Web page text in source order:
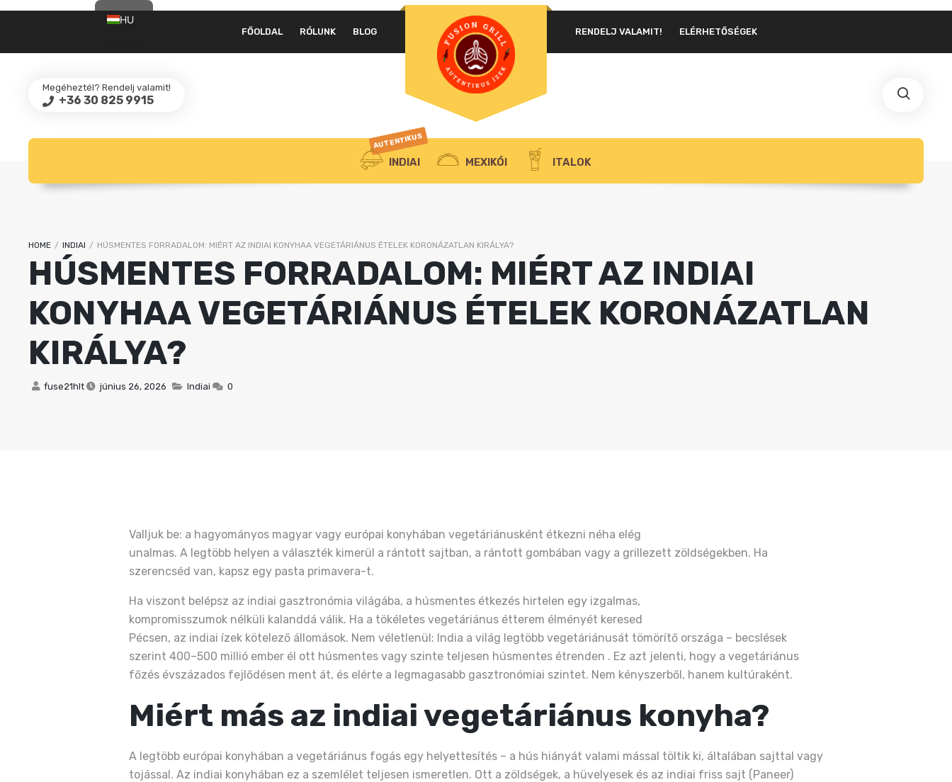
RENDELJ VALAMIT! ELÉRHETŐSÉGEK
FŐOLDAL RÓLUNK BLOG
Megéheztél? Rendelj valamit!
+36 30 825 9915
INDIAI
AUTENTIKUS
MEXIKÓI ITALOK
HOME / INDIAI / HÚSMENTES FORRADALOM: MIÉRT AZ INDIAI KONYHAA VEGETÁRIÁNUS ÉTELEK KORONÁZATLAN KIRÁLYA?
HÚSMENTES FORRADALOM: MIÉRT AZ INDIAI
KONYHAA VEGETÁRIÁNUS ÉTELEK KORONÁZATLAN
KIRÁLYA?
fuse21hlt június 26, 2026 Indiai 0
Valljuk be: a hagyományos magyar vagy európai konyhában vegetáriánusként étkezni néha elég
unalmas. A legtöbb helyen a választék kimerül a rántott sajtban, a rántott gombában vagy a grillezett zöldségekben. Ha
szerencséd van, kapsz egy pasta primavera-t.
Ha viszont belépsz az indiai gasztronómia világába, a húsmentes étkezés hirtelen egy izgalmas,
kompromisszumok nélküli kalanddá válik. Ha a tökéletes vegetáriánus étterem élményét keresed
Pécsen, az indiai ízek kötelező állomások. Nem véletlenül: India a világ legtöbb vegetáriánusát tömörítő országa – becslések
szerint 400–500 millió ember él ott húsmentes vagy szinte teljesen húsmentes étrenden . Ez azt jelenti, hogy a vegetáriánus
főzés évszázados fejlődésen ment át, és elérte a legmagasabb gasztronómiai szintet. Nem kényszerből, hanem kultúraként.
Miért más az indiai vegetáriánus konyha?
A legtöbb európai konyhában a vegetáriánus fogás egy helyettesítés – a hús hiányát valami mással töltik ki, általában sajttal vagy
tojással. Az indiai konyhában ez a szemlélet teljesen ismeretlen. Ott a zöldségek, a hüvelyesek és az indiai friss sajt (Paneer)
HU